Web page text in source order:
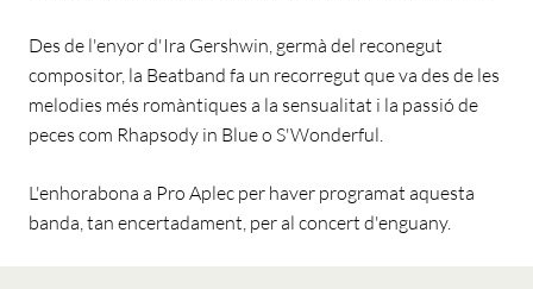
Des de l'enyor d'Ira Gershwin, germà del reconegut
compositor, la Beatband fa un recorregut que va des de les
melodies més romàntiques a la sensualitat i la passió de
peces com Rhapsody in Blue o S'Wonderful.
L'enhorabona a Pro Aplec per haver programat aquesta
banda, tan encertadament, per al concert d'enguany.